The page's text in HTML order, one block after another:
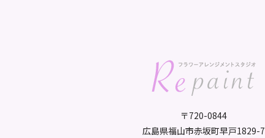
〒720-0844
広島県福山市赤坂町早戸1829-7